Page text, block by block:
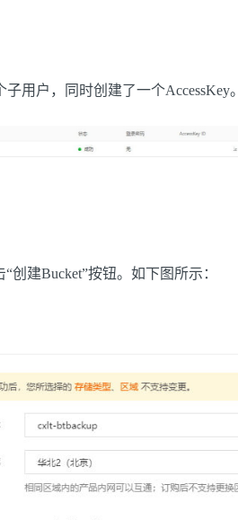
用户，同时创建了一个AccessKey。
“创建Bucket”按钮。如下图所示：